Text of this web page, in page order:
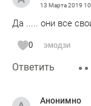
13 Марта 2019
Да ..... они все
0 эмодзи
Ответить
Анонимно